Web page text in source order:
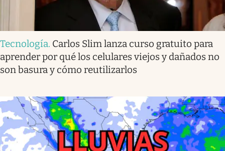
Tecnología. Carlos Slim lanza curso gratuito para
aprender por qué los celulares viejos y dañados no
son basura y cómo reutilizarlos